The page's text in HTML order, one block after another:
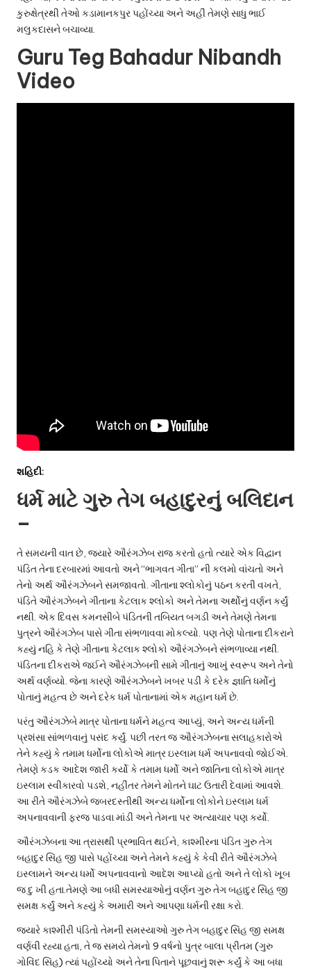
કુરુક્ષેત્રથી તેઓ કડામાનકપુર પહોંચ્યા અને અહીં તેમણે સાધુ ભાઈ
મલુકદાસને બચાવ્યા.
Guru Teg Bahadur Nibandh
Video
શહિદી:
ધર્મ માટે ગુરુ તેગ બહાદુરનું બલિદાન
–
તે સમયની વાત છે, જ્યારે ઔરંગઝેબ રાજ કરતો હતો ત્યારે એક વિદ્વાન
પંડિત તેના દરબારમાં આવતો અને “ભાગવત ગીતા” ની કલમો વાંચતો અને
તેનો અર્થ ઔરંગઝેબને સમજાવતો. ગીતાના શ્લોકોનું પઠન કરતી વખતે,
પંડિતે ઔરંગઝેબને ગીતાના કેટલાક શ્લોકો અને તેમના અર્થોનું વર્ણન કર્યું
નથી. એક દિવસ કમનસીબે પંડિતની તબિયત બગડી અને તેમણે તેમના
પુત્રને ઔરંગઝેબ પાસે ગીતા સંભળાવવા મોકલ્યો. પણ તેણે પોતાના દીકરાને
કહ્યું નહિ કે તેણે ગીતાના કેટલાક શ્લોકો ઔરંગઝેબને સંભળાવ્યા નથી.
પંડિતના દીકરાએ જઈને ઔરંગઝેબની સામે ગીતાનું આખું સ્વરૂપ અને તેનો
અર્થ વર્ણવ્યો. જેના કારણે ઔરંગઝેબને ખબર પડી કે દરેક જ્ઞાતિ ધર્મોનું
પોતાનું મહત્વ છે અને દરેક ધર્મ પોતાનામાં એક મહાન ધર્મ છે.
પરંતુ ઔરંગઝેબે માત્ર પોતાના ધર્મને મહત્વ આપ્યું, અને અન્ય ધર્મની
પ્રશંસા સાંભળવાનું પસંદ કર્યું. પછી તરત જ ઔરંગઝેબના સલાહકારોએ
તેને કહ્યું કે તમામ ધર્મોના લોકોએ માત્ર ઇસ્લામ ધર્મ અપનાવવો જોઈએ.
તેમણે કડક આદેશ જારી કર્યો કે તમામ ધર્મો અને જાતિના લોકોએ માત્ર
ઇસ્લામ સ્વીકારવો પડશે, નહીંતર તેમને મોતને ઘાટ ઉતારી દેવામાં આવશે.
આ રીતે ઔરંગઝેબે જબરદસ્તીથી અન્ય ધર્મોના લોકોને ઇસ્લામ ધર્મ
અપનાવવાની ફરજ પાડવા માંડી અને તેમના પર અત્યાચાર પણ કર્યો.
ઔરંગઝેબના આ ત્રાસથી પ્રભાવિત થઈને, કાશ્મીરના પંડિત ગુરુ તેગ
બહાદુર સિંહ જી પાસે પહોંચ્યા અને તેમને કહ્યું કે કેવી રીતે ઔરંગઝેબે
ઇસ્લામને અન્ય ધર્મો અપનાવવાનો આદેશ આપ્યો હતો અને તે લોકો ખૂબ
જ દુ ખી હતા.તેમણે આ બધી સમસ્યાઓનું વર્ણન ગુરુ તેગ બહાદુર સિંહ જી
સમક્ષ કર્યું અને કહ્યું કે અમારી અને આપણા ધર્મની રક્ષા કરો.
જ્યારે કાશ્મીરી પંડિતો તેમની સમસ્યાઓ ગુરુ તેગ બહાદુર સિંહ જી સમક્ષ
વર્ણવી રહ્યા હતા, તે જ સમયે તેમનો 9 વર્ષનો પુત્ર બાલા પ્રીતમ (ગુરુ
ગોવિંદ સિંહ) ત્યાં પહોંચ્યો અને તેના પિતાને પૂછવાનું શરૂ કર્યું કે આ બધા